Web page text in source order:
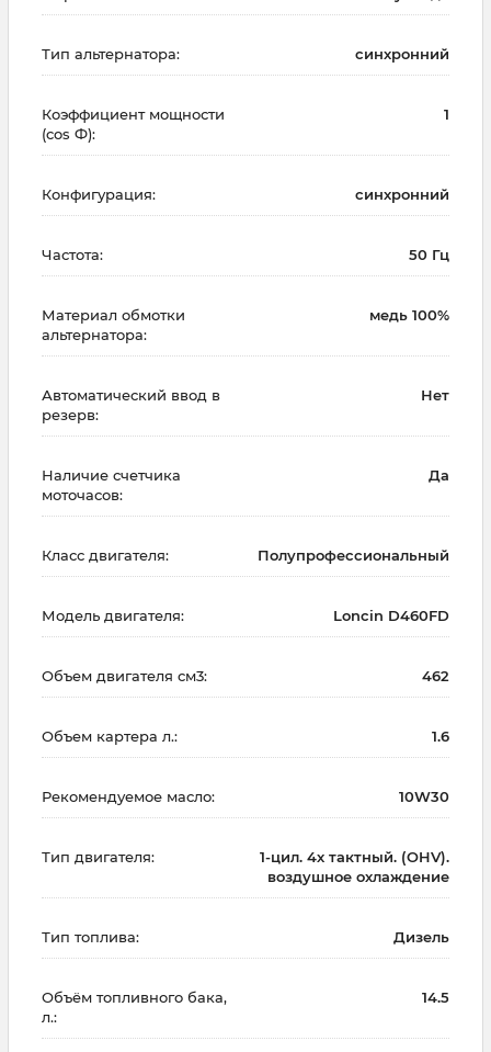
Тип альтернатора: синхронний
Коэффициент мощности
(cos Ф):
1
Конфигурация: синхронний
Частота: 50 Гц
Материал обмотки
альтернатора:
медь 100%
Автоматический ввод в
резерв:
Нет
Наличие счетчика
моточасов:
Да
Класс двигателя: Полупрофессиональный
Модель двигателя: Loncin D460FD
Объем двигателя см3: 462
Объем картера л.: 1.6
Рекомендуемое масло: 10W30
Тип двигателя:
1-цил. 4х тактный. (OHV).
воздушное охлаждение
Тип топлива: Дизель
Объём топливного бака,
л.:
14.5